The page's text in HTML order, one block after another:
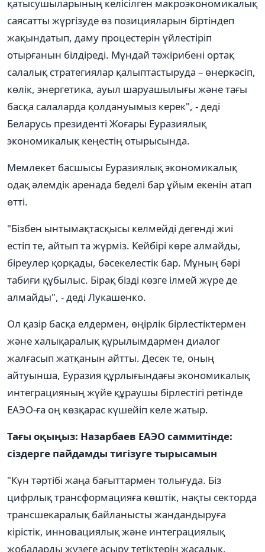
қатысушыларының келісілген макроэкономикалық
саясатты жүргізуде өз позицияларын біртіндеп
жақындатып, даму процестерін үйлестіріп
отырғанын білдіреді. Мұндай тәжірибені ортақ
салалық стратегиялар қалыптастыруда – өнеркәсіп,
көлік, энергетика, ауыл шаруашылығы және тағы
басқа салаларда қолдануымыз керек", - деді
Беларусь президенті Жоғары Еуразиялық
экономикалық кеңестің отырысында.
Мемлекет басшысы Еуразиялық экономикалық
одақ әлемдік аренада беделі бар ұйым екенін атап
өтті.
"Бізбен ынтымақтасқысы келмейді дегенді жиі
естіп те, айтып та жүрміз. Кейбірі көре алмайды,
біреулер қорқады, бәсекелестік бар. Мұның бәрі
табиғи құбылыс. Бірақ бізді көзге ілмей жүре де
алмайды", - деді Лукашенко.
Ол қазір басқа елдермен, өңірлік бірлестіктермен
және халықаралық құрылымдармен диалог
жалғасып жатқанын айтты. Десек те, оның
айтуынша, Еуразия құрлығындағы экономикалық
интеграцияның жүйе құраушы бірлестігі ретінде
ЕАЭО-ға оң көзқарас күшейіп келе жатыр.
Тағы оқыңыз: Назарбаев ЕАЭО саммитінде:
сіздерге пайдамды тигізуге тырысамын
"Күн тәртібі жаңа бағыттармен толығуда. Біз
цифрлық трансформацияға көштік, нақты секторда
трансшекаралық байланысты жандандыруға
кірістік, инновациялық және интеграциялық
жобаларды жүзеге асыру тетіктерін жасадық.